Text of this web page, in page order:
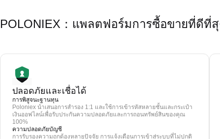
POLONIEX：แพลตฟอร์มการซื้อขายที่ดีที่
ปลอดภัยและเชื่อได้
การพิสูจนะฐานทุน
Poloniex นำเสนอการสำรอง 1:1 และใช้การเข้ารหัสหลายชั้นและกระเป๋า
เงินออฟไลน์เพื่อรับประกันความปลอดภัยและการถอนทรัพย์สินของคุณ
100%
ความปลอดภัยบัญชี
การรับรองความถูกต้องหลายปัจจัย การแจ้งเตือนการเข้าสู่ระบบที่ไม่ปกติ